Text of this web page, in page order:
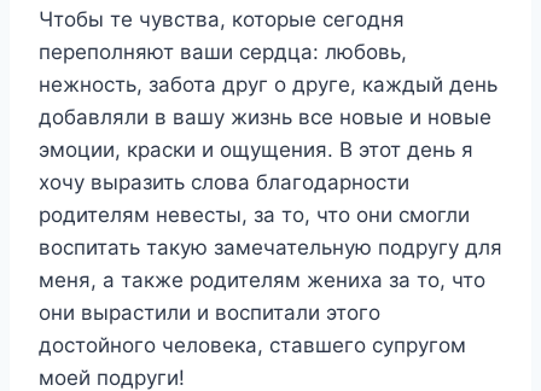
Чтобы те чувства, которые сегодня
переполняют ваши сердца: любовь,
нежность, забота друг о друге, каждый день
добавляли в вашу жизнь все новые и новые
эмоции, краски и ощущения. В этот день я
хочу выразить слова благодарности
родителям невесты, за то, что они смогли
воспитать такую замечательную подругу для
меня, а также родителям жениха за то, что
они вырастили и воспитали этого
достойного человека, ставшего супругом
моей подруги!